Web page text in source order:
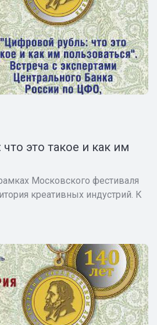
это такое и как им
Московского фестиваля
креативных индустрий. К